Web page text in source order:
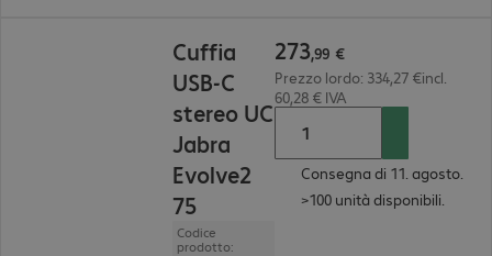
Cuffia
USB-C
stereo UC
Jabra
Evolve2
75
Codice
prodotto:
273,99 €
Prezzo lordo: 334,27 €incl.
60,28 € IVA
Consegna di 11. agosto.
>100 unità disponibili.